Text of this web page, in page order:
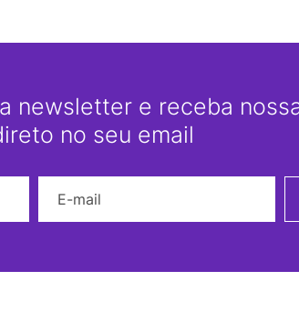
newsletter e receba
no seu email